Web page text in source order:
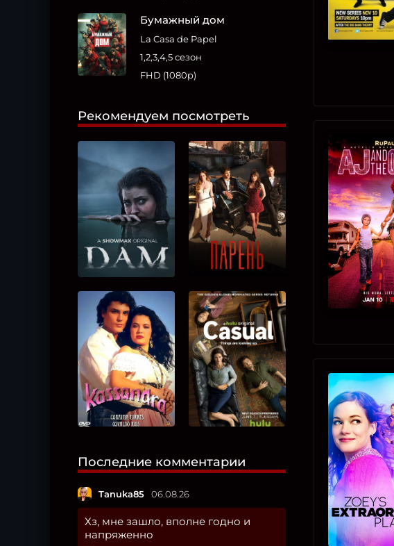
Бумажный дом
La Casa de Papel
1,2,3,4,5 сезон
FHD (1080p)
Рекомендуем посмотреть
Последние комментарии
Tanuka85 06.08.26
Хз, мне зашло, вполне годно и
напряженно